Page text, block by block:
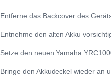
Entferne das Backcover des
Entnehme den alten Akku
Setze den neuen Yamaha
Bringe den Akkudeckel wieder an